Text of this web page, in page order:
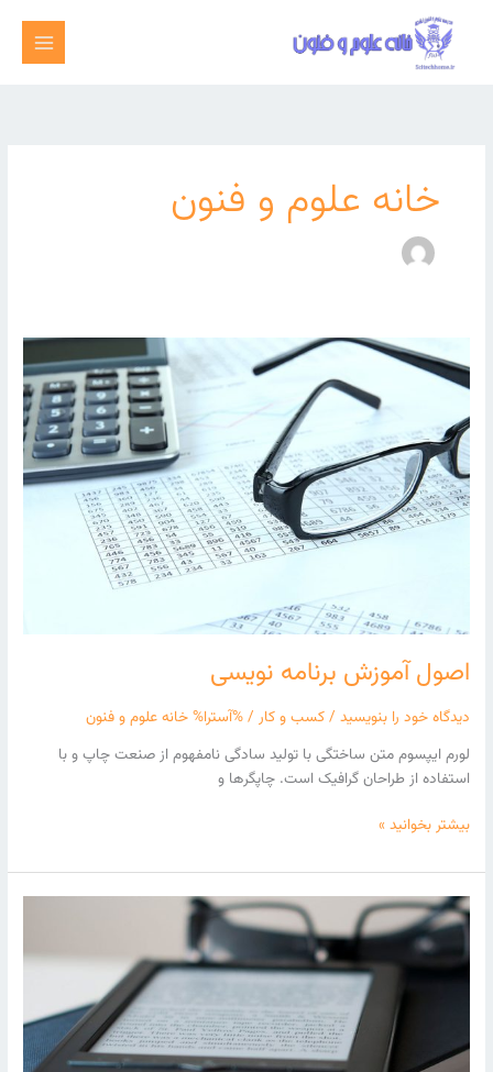
خانه علوم و فنون
اصول آموزش برنامه نویسی
دیدگاه‌ خود را بنویسید /کسب و کار / %آسترا%خانه علوم و فنون
لورم ایپسوم متن ساختگی با تولید سادگی نامفهوم از صنعت چاپ و با
استفاده از طراحان گرافیک است. چاپگرها و
آموزش
برنامه
نویسی
بیشتر بخوانید »
ویژگی
های
قالب
وردپرس